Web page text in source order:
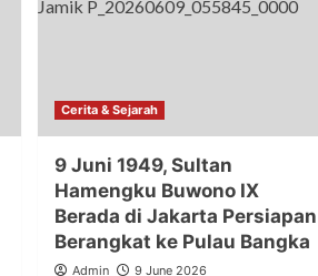
Cerita & Sejarah
9 Juni 1949, Sultan
Hamengku Buwono IX
Berada di Jakarta Persiapan
Berangkat ke Pulau Bangka
Admin 9 June 2026